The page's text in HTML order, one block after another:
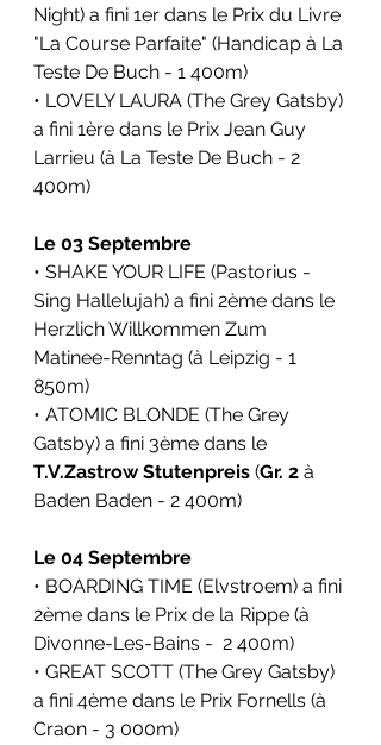
Night) a fini 1er dans le Prix du Livre
"La Course Parfaite" (Handicap à La
Teste De Buch - 1 400m)
• LOVELY LAURA (The Grey Gatsby)
a fini 1ère dans le Prix Jean Guy
Larrieu (à La Teste De Buch - 2
400m)
Le 03 Septembre
• SHAKE YOUR LIFE (Pastorius -
Sing Hallelujah) a fini 2ème dans le
Herzlich Willkommen Zum
Matinee-Renntag (à Leipzig - 1
850m)
• ATOMIC BLONDE (The Grey
Gatsby) a fini 3ème dans le
T.V.Zastrow Stutenpreis (Gr. 2 à
Baden Baden - 2 400m)
Le 04 Septembre
• BOARDING TIME (Elvstroem) a fini
2ème dans le Prix de la Rippe (à
Divonne-Les-Bains -  2 400m)
• GREAT SCOTT (The Grey Gatsby)
a fini 4ème dans le Prix Fornells (à
Craon - 3 000m)